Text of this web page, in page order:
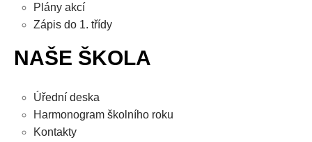
Plány akcí
Zápis do 1. třídy
NAŠE ŠKOLA
Úřední deska
Harmonogram školního roku
Kontakty